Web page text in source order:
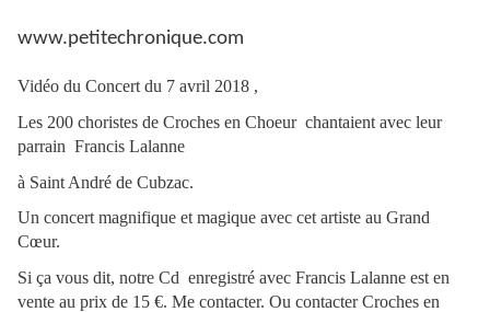
www.petitechronique.com
Vidéo du Concert du 7 avril 2018 ,
Les 200 choristes de Croches en Choeur chantaient avec leur
parrain Francis Lalanne
à Saint André de Cubzac.
Un concert magnifique et magique avec cet artiste au Grand
Cœur.
Si ça vous dit, notre Cd enregistré avec Francis Lalanne est en
vente au prix de 15 €. Me contacter. Ou contacter Croches en